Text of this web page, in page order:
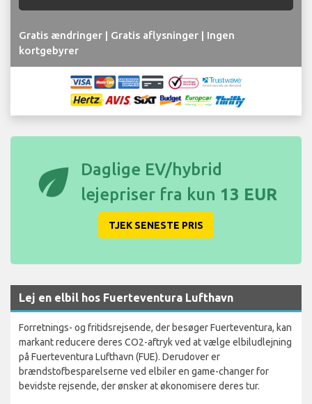
Gratis ændringer | Gratis aflysninger | Ingen
kortgebyrer
eco
Daglige EV/hybrid
lejepriser fra kun 13 EUR
TJEK SENESTE PRIS
Lej en elbil hos Fuerteventura Lufthavn
Forretnings- og fritidsrejsende, der besøger Fuerteventura, kan
markant reducere deres CO2-aftryk ved at vælge elbiludlejning
på Fuerteventura Lufthavn (FUE). Derudover er
brændstofbesparelserne ved elbiler en game-changer for
bevidste rejsende, der ønsker at økonomisere deres tur.